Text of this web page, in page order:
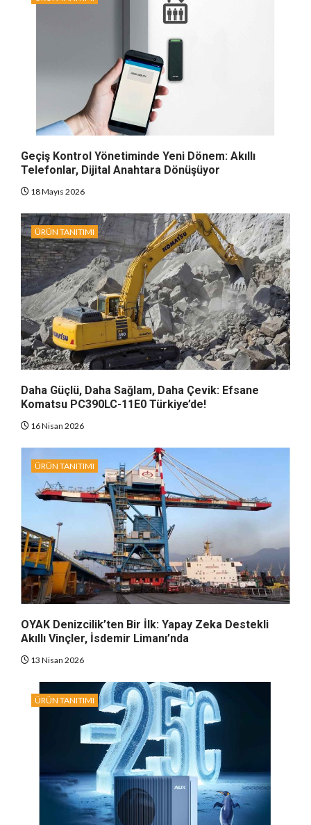
Geçiş Kontrol Yönetiminde Yeni Dönem: Akıllı
Telefonlar, Dijital Anahtara Dönüşüyor
18 Mayıs 2026
ÜRÜN TANITIMI
Daha Güçlü, Daha Sağlam, Daha Çevik: Efsane
Komatsu PC390LC-11E0 Türkiye’de!
16 Nisan 2026
ÜRÜN TANITIMI
OYAK Denizcilik’ten Bir İlk: Yapay Zeka Destekli
Akıllı Vinçler, İsdemir Limanı’nda
13 Nisan 2026
ÜRÜN TANITIMI